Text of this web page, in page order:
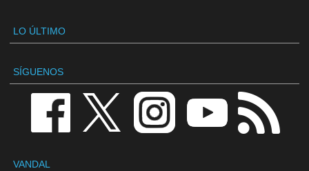
LO ÚLTIMO
SÍGUENOS
VANDAL